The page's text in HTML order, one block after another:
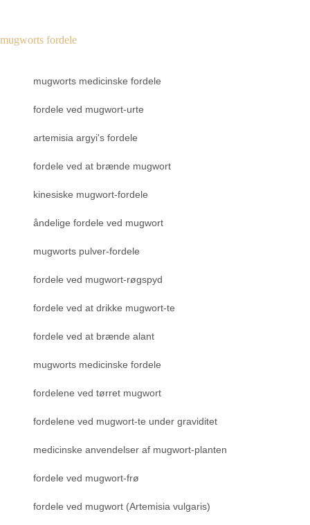
mugworts fordele
mugworts medicinske fordele
fordele ved mugwort-urte
artemisia argyi's fordele
fordele ved at brænde mugwort
kinesiske mugwort-fordele
åndelige fordele ved mugwort
mugworts pulver-fordele
fordele ved mugwort-røgspyd
fordele ved at drikke mugwort-te
fordele ved at brænde alant
mugworts medicinske fordele
fordelene ved tørret mugwort
fordelene ved mugwort-te under graviditet
medicinske anvendelser af mugwort-planten
fordele ved mugwort-frø
fordele ved mugwort (Artemisia vulgaris)